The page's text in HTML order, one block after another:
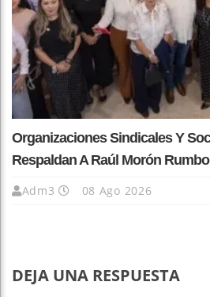
Organizaciones Sindicales Y
Respaldan A Raúl Morón
Adm3 08 Ago 2026
DEJA UNA RESPUESTA